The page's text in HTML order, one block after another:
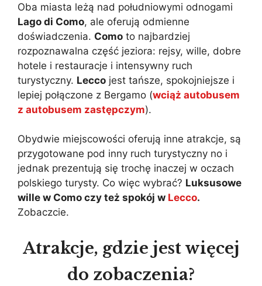
Oba miasta leżą nad południowymi odnogami
Lago di Como, ale oferują odmienne
doświadczenia. Como to najbardziej
rozpoznawalna część jeziora: rejsy, wille, dobre
hotele i restauracje i intensywny ruch
turystyczny. Lecco jest tańsze, spokojniejsze i
lepiej połączone z Bergamo (wciąż autobusem
z autobusem zastępczym).
Obydwie miejscowości oferują inne atrakcje, są
przygotowane pod inny ruch turystyczny no i
jednak prezentują się trochę inaczej w oczach
polskiego turysty. Co więc wybrać? Luksusowe
wille w Como czy też spokój w Lecco.
Zobaczcie.
Atrakcje, gdzie jest więcej
do zobaczenia?